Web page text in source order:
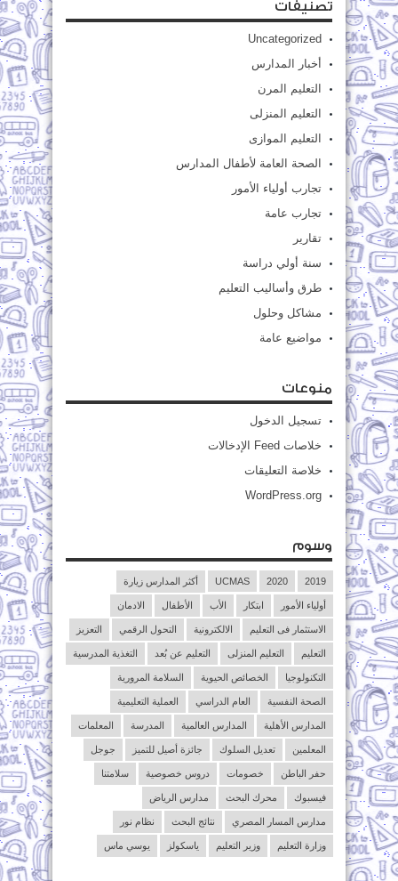
تصنيفات
Uncategorized
أخبار المدارس
التعليم المرن
التعليم المنزلى
التعليم الموازى
الصحة العامة لأطفال المدارس
تجارب أولياء الأمور
تجارب عامة
تقارير
سنة أولي دراسة
طرق وأساليب التعليم
مشاكل وحلول
مواضيع عامة
منوعات
تسجيل الدخول
خلاصات Feed الإدخالات
خلاصة التعليقات
WordPress.org
وسوم
2019
2020
UCMAS أكثر المدارس زيارة
أولياء الأمور ابتكار الأب الأطفال الادمان
الاستثمار فى التعليم الالكترونية التحول الرقمي التعزيز
التعليم التعليم المنزلى التعليم عن بُعد التغذية المدرسية
التكنولوجيا الخصائص الحيوية السلامة المرورية
الصحة النفسية العام الدراسي العملية التعليمية
المدارس الأهلية المدارس العالمية المدرسة المعلمات
المعلمين تعديل السلوك جائزة أصيل للتميز جوجل
حفر الباطن خصومات دروس خصوصية سلامتنا
فيسبوك محرك البحث مدارس الرياض
مدارس المسار المصري نتائج البحث نظام نور
وزارة التعليم وزير التعليم ياسكولز يوسي ماس